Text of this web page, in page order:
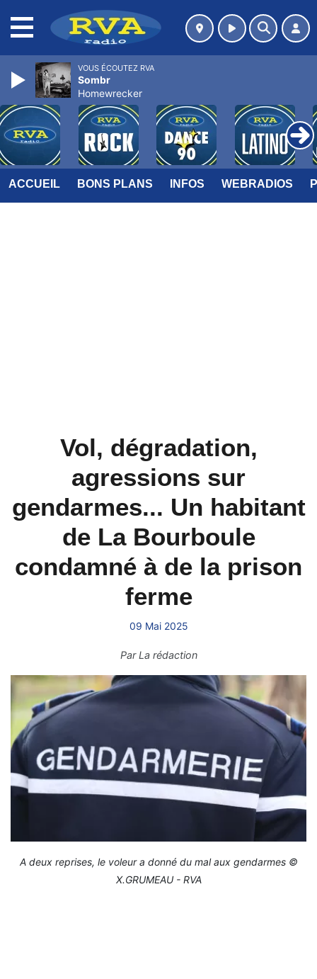
ACCUEIL BONS PLANS INFOS WEBRADIOS
Vol, dégradation,
agressions sur
gendarmes... Un habitant
de La Bourboule
condamné à de la prison
ferme
09 Mai 2025
ParLa rédaction
A deux reprises, le voleur a donné du mal aux gendarmes ©
X.GRUMEAU - RVA
VOUS ÉCOUTEZ RVA
Sombr
Homewrecker